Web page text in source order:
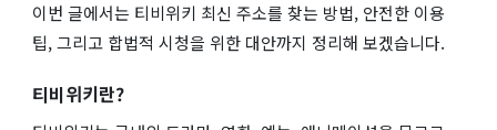
이번 글에서는 티비위키 최신 주소를 찾는 방법, 안전한 이용
팁, 그리고 합법적 시청을 위한 대안까지 정리해 보겠습니다.
티비위키란?